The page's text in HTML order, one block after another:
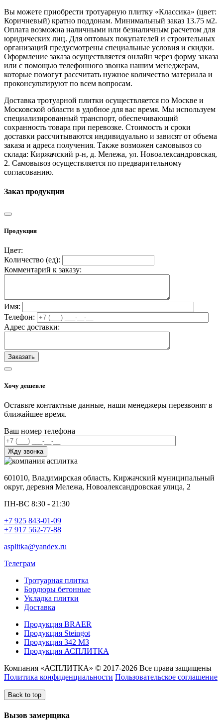
Вы можете приобрести тротуарную плитку «Классика» (цвет:
Коричневый) кратно поддонам. Минимальный заказ 13.75 м2.
Оплата возможна наличными или безналичным расчетом для
юридических лиц. Для оптовых покупателей и строительных
организаций предусмотрены специальные условия и скидки.
Оформление заказа осуществляется онлайн через форму заказа
или с помощью телефонного звонка нашим менеджерам,
которые помогут рассчитать нужное количество материала и
проконсультируют по всем вопросам.
Доставка тротуарной плитки осуществляется по Москве и
Московской области в удобное для вас время. Мы используем
специализированный транспорт, обеспечивающий
сохранность товара при перевозке. Стоимость и сроки
доставки рассчитываются индивидуально и зависят от объема
заказа и адреса получения. Также возможен самовывоз со
склада: Киржачский р-н, д. Мележа, ул. Новоалександровская,
2. Самовывоз осуществляется по предварительному
согласованию.
Заказ продукции
Продукция
Цвет:
Количество (ед):
Комментарий к заказу:
Имя:
Телефон:
Адрес доставки:
Хочу дешевле
Оставьте контактные данные, наши менеджеры перезвонят в
ближайшее время.
Ваш номер телефона
601010, Владимирская область, Киржачский муниципальный
округ, деревня Мележа, Новоалександровская улица, 2
ПН-ВС 8:30 - 21:30
+7 925 843-01-09
+7 917 562-77-88
asplitka@yandex.ru
Телеграм
Тротуарная плитка
Бордюры бетонные
Укладка плитки
Доставка
Продукция BRAER
Продукция Steingot
Продукция 342 МЗ
Продукция АСПЛИТКА
Компания «АСПЛИТКА» © 2017-2026 Все права защищены
Политика конфиденциальности Пользовательское соглашение
Back to top
Вызов замерщика